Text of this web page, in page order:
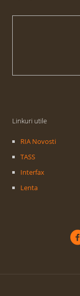
Linkuri utile
RIA Novosti
TASS
Interfax
Lenta